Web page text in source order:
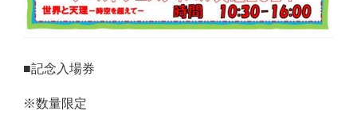
■記念入場券
※数量限定